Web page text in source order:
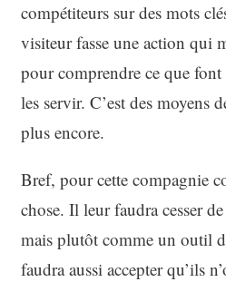
compétiteurs sur des mots
visiteur fasse une action qui
pour comprendre ce que
les servir. C’est des
plus encore.
Bref, pour cette compagnie
chose. Il leur faudra cesser
mais plutôt comme un outil
faudra aussi accepter qu’ils